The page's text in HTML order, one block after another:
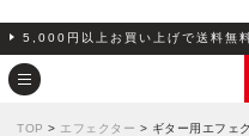
5,000円以上お買い上げで送料無料
TOP > エフェクター > ギター用エフェ